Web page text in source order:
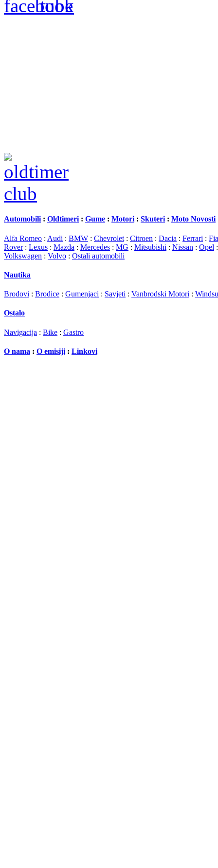
Automobili : Oldtimeri : Gume : Motori : Skuteri : Moto Novosti
Alfa Romeo : Audi : BMW : Chevrolet : Citroen : Dacia : Ferrari :
Rover: Lexus : Mazda : Mercedes : MG : Mitsubishi : Nissan : Opel
Volkswagen : Volvo : Ostali automobili
Nautika
Brodovi : Brodice : Gumenjaci : Savjeti : Vanbrodski Motori :
Ostalo
Navigacija : Bike : Gastro
O nama : O emisiji : Linkovi